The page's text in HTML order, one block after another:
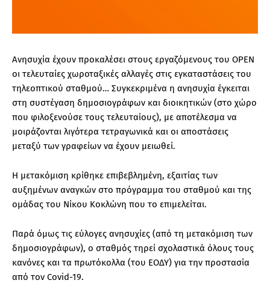
Ανησυχία έχουν προκαλέσει στους εργαζόμενους του OPEN
οι τελευταίες χωροταξικές αλλαγές στις εγκαταστάσεις του
τηλεοπτικού σταθμού… Συγκεκριμένα η ανησυχία έγκειται
στη συστέγαση δημοσιογράφων και διοικητικών (στο χώρο
που φιλοξενούσε τους τελευταίους), με αποτέλεσμα να
μοιράζονται λιγότερα τετραγωνικά και οι αποστάσεις
μεταξύ των γραφείων να έχουν μειωθεί.
Η μετακόμιση κρίθηκε επιβεβλημένη, εξαιτίας των
αυξημένων αναγκών στο πρόγραμμα του σταθμού και της
ομάδας του Νίκου Κοκλώνη που το επιμελείται.
Παρά όμως τις εύλογες ανησυχίες (από τη μετακόμιση των
δημοσιογράφων), ο σταθμός τηρεί σχολαστικά όλους τους
κανόνες και τα πρωτόκολλα (του ΕΟΔΥ) για την προστασία
από τον Covid-19.